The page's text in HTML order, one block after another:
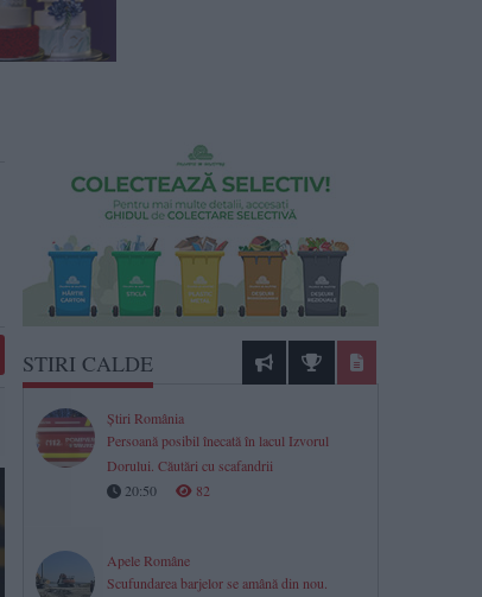
STIRI CALDE
Știri România
Persoană posibil înecată în lacul Izvorul
Dorului. Căutări cu scafandrii
20:50
82
Apele Române
Scufundarea barjelor se amână din nou.